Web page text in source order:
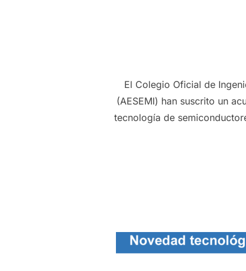
El Colegio Oficial de
(AESEMI) han suscrito un
tecnología de